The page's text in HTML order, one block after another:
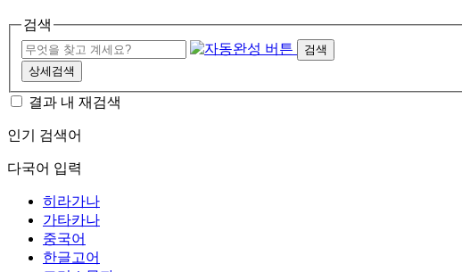
검색
검색
상세검색
결과 내 재검색
인기 검색어
다국어 입력
히라가나
가타카나
중국어
한글고어